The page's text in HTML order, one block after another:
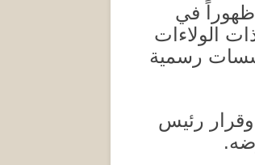
ظهوراً في
الولاءات
رسمية
رئيس
.